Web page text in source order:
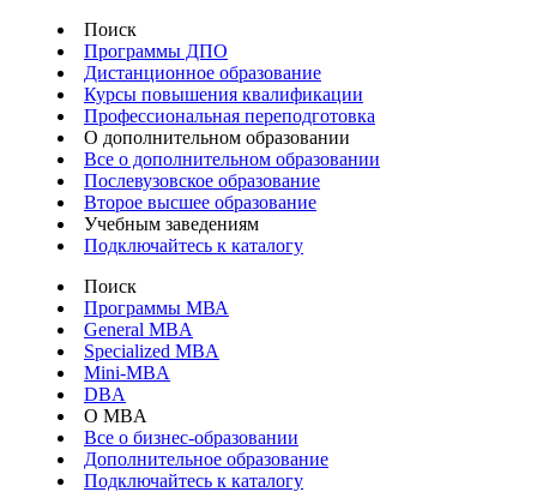
Поиск
Программы ДПО
Дистанционное образование
Курсы повышения квалификации
Профессиональная переподготовка
О дополнительном образовании
Все о дополнительном образовании
Послевузовское образование
Второе высшее образование
Учебным заведениям
Подключайтесь к каталогу
Поиск
Программы МВА
General MBA
Specialized MBA
Mini-MBA
DBA
О MBA
Все о бизнес-образовании
Дополнительное образование
Подключайтесь к каталогу